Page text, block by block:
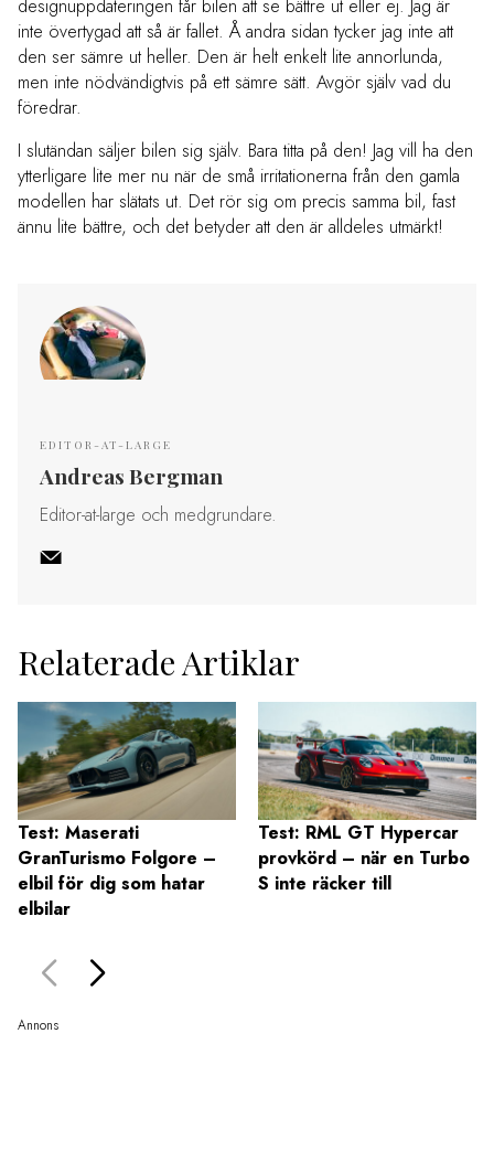
designuppdateringen får bilen att se bättre ut eller ej. Jag är
inte övertygad att så är fallet. Å andra sidan tycker jag inte att
den ser sämre ut heller. Den är helt enkelt lite annorlunda,
men inte nödvändigtvis på ett sämre sätt. Avgör själv vad du
föredrar.
I slutändan säljer bilen sig själv. Bara titta på den! Jag vill ha den
ytterligare lite mer nu när de små irritationerna från den gamla
modellen har slätats ut. Det rör sig om precis samma bil, fast
ännu lite bättre, och det betyder att den är alldeles utmärkt!
EDITOR-AT-LARGE
Andreas Bergman
Editor-at-large och medgrundare.
Relaterade Artiklar
Test: Maserati
GranTurismo Folgore –
elbil för dig som hatar
elbilar
Test: RML GT Hypercar
provkörd – när en Turbo
S inte räcker till
Annons